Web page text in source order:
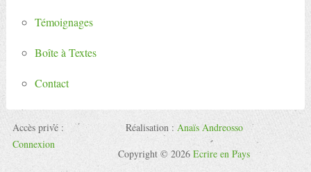
Témoignages
Boîte à Textes
Contact
Accès privé :
Connexion
Réalisation : Anaïs Andreosso
Copyright © 2026Ecrire en Pays